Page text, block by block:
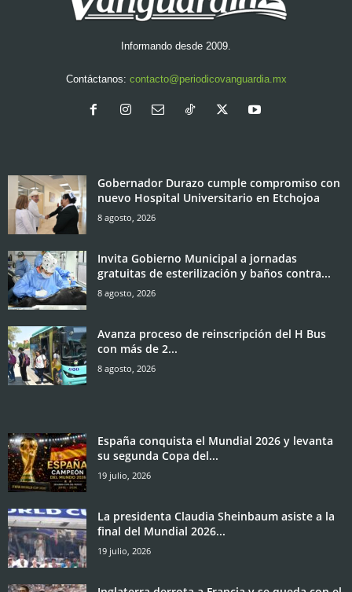
Informando desde 2009.
Contáctanos: contacto@periodicovanguardia.mx
Gobernador Durazo cumple compromiso con
nuevo Hospital Universitario en Etchojoa
8 agosto, 2026
Invita Gobierno Municipal a jornadas
gratuitas de esterilización y baños contra...
8 agosto, 2026
Avanza proceso de reinscripción del H Bus
con más de 2...
8 agosto, 2026
España conquista el Mundial 2026 y levanta
su segunda Copa del...
19 julio, 2026
La presidenta Claudia Sheinbaum asiste a la
final del Mundial 2026...
19 julio, 2026